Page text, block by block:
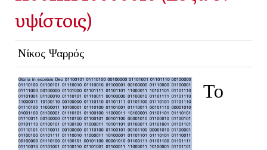
υψίστοις)
Νίκος Ψαρρός
Το